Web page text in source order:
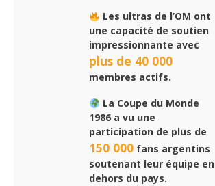
Les ultras de l’OM ont
une capacité de soutien
impressionnante avec
plus de 40 000
membres actifs.
La Coupe du Monde
1986 a vu une
participation de plus de
150 000 fans argentins
soutenant leur équipe en
dehors du pays.